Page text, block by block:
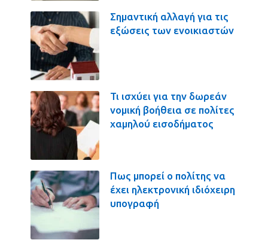
Σημαντική αλλαγή για τις
εξώσεις των ενοικιαστών
Τι ισχύει για την δωρεάν
νομική βοήθεια σε πολίτες
χαμηλού εισοδήματος
Πως μπορεί ο πολίτης να
έχει ηλεκτρονική ιδιόχειρη
υπογραφή